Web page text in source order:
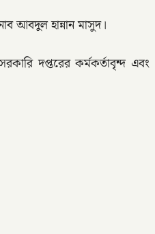
আবদুল হান্নান মাসুদ।
দপ্তরের কর্মকর্তাবৃন্দ এবং